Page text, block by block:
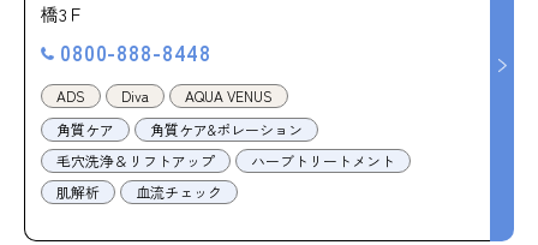
橋3Ｆ
0800-888-8448
ADS Diva
AQUA VENUS
角質ケア
角質ケア&ポレーション
毛穴洗浄＆リフトアップ
ハーブトリートメント
肌解析
血流チェック